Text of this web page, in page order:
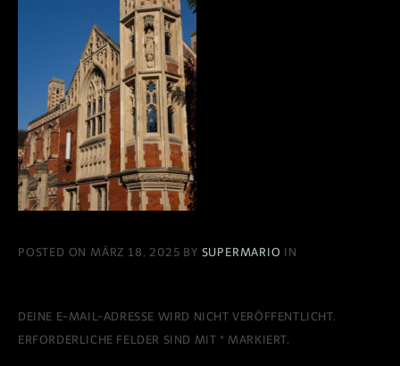
POSTED ON MÄRZ 18, 2025 BY SUPERMARIO IN
DEINE E-MAIL-ADRESSE WIRD NICHT VERÖFFENTLICHT.
ERFORDERLICHE FELDER SIND MIT* MARKIERT.